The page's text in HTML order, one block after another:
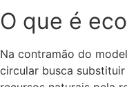
O que é
Na contramão do
circular busca